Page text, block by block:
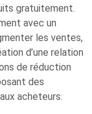
gratuitement.
avec un
les ventes,
d’une relation
de réduction
des
acheteurs.